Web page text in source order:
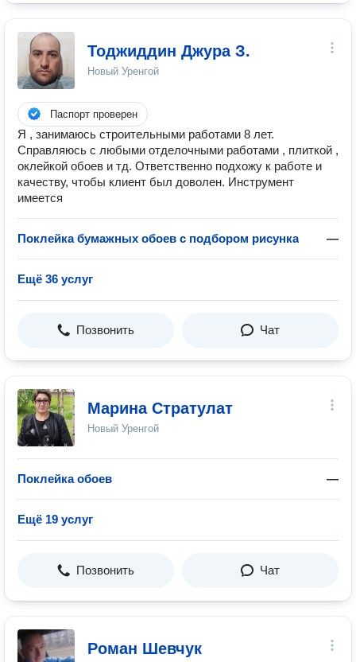
Тоджиддин Джура З.
Новый Уренгой
Паспорт проверен
Я , занимаюсь строительными работами 8 лет.
Справляюсь с любыми отделочными работами , плиткой ,
оклейкой обоев и тд. Ответственно подхожу к работе и
качеству, чтобы клиент был доволен. Инструмент
имеется
Поклейка бумажных обоев с подбором рисунка —
Ещё 36 услуг
Позвонить Чат
Марина Стратулат
Новый Уренгой
Поклейка обоев —
Ещё 19 услуг
Позвонить Чат
Роман Шевчук